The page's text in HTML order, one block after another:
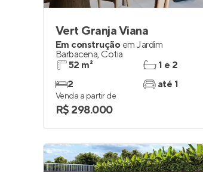
Vert Granja Viana
Em construção em Jardim
Barbacena, Cotia
52 m²
2
1 e 2
até 1
Venda a partir de
R$ 298.000